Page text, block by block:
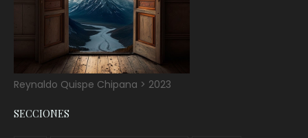
Reynaldo Quispe Chipana > 2023
SECCIONES